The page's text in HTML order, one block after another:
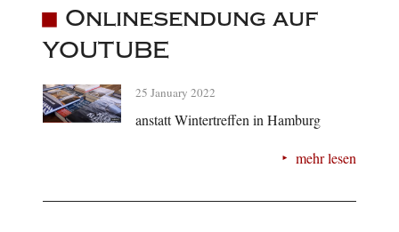
Onlinesendung auf
YOUTUBE
25 January 2022
anstatt Wintertreffen in Hamburg
mehr lesen